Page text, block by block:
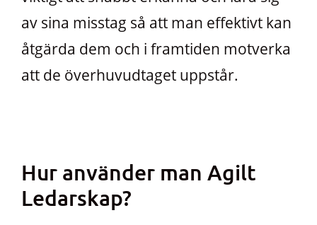
av sina misstag så att man effektivt kan
åtgärda dem och i framtiden motverka
att de överhuvudtaget uppstår.
Hur använder man Agilt
Ledarskap?